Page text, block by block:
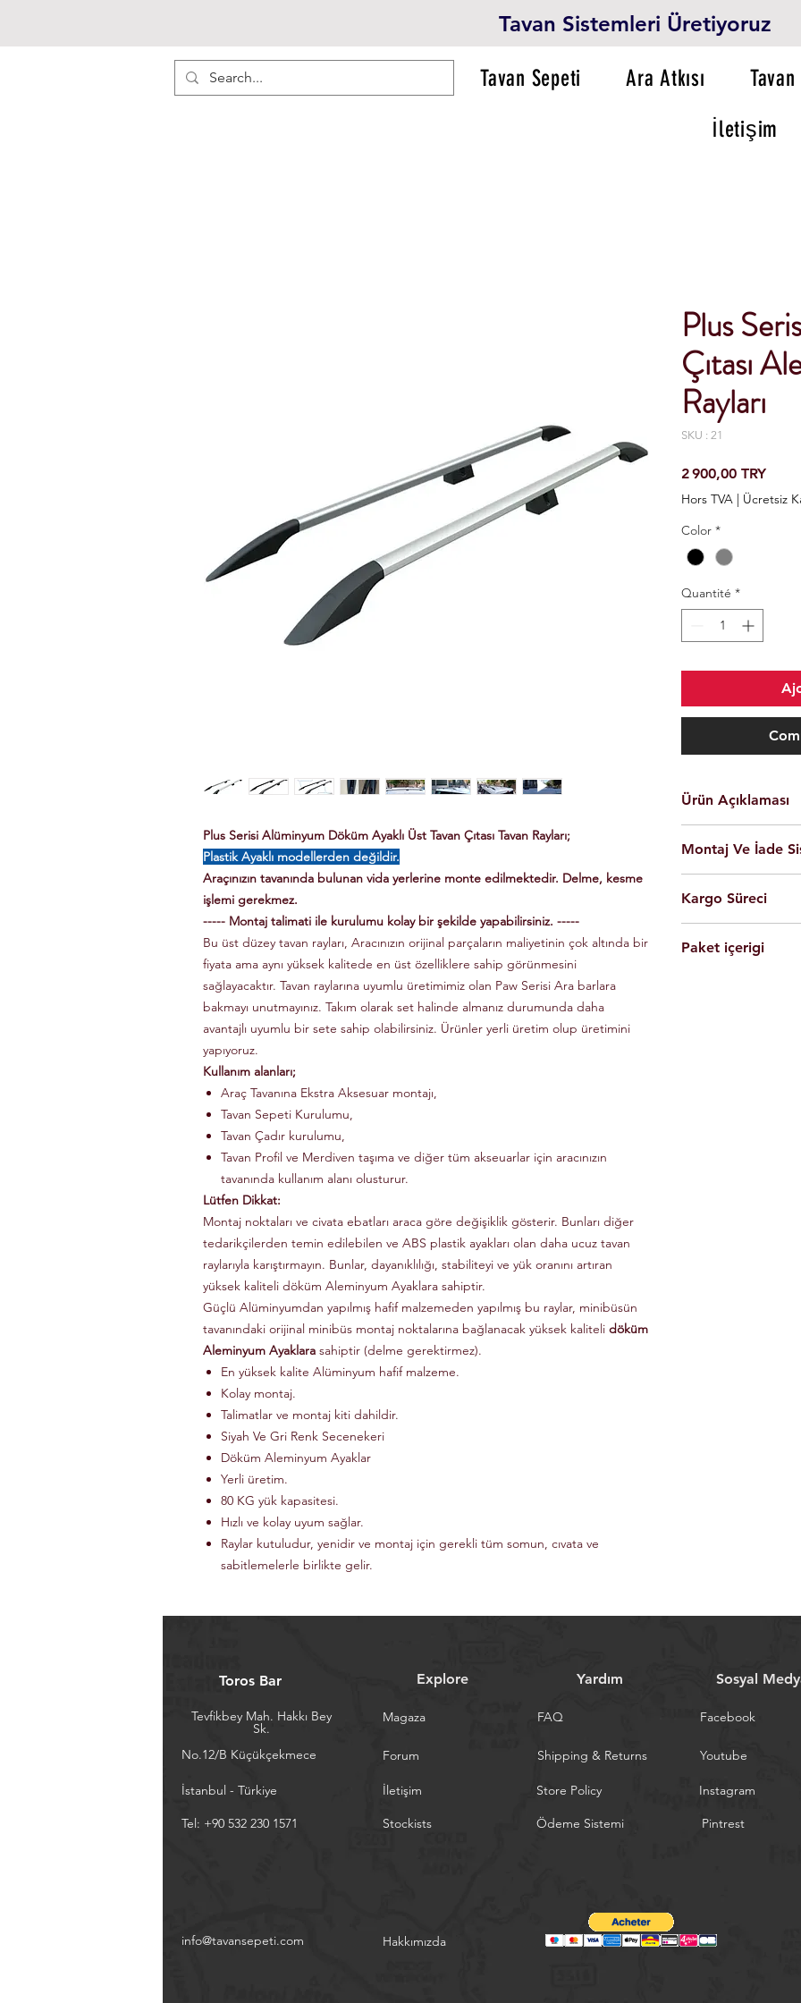
Tavan Sistemleri Üretiyoruz
Tavan Sepeti Ara Atkısı
İletişim
Plus Serisi Alüminyum Döküm Ayaklı Üst Tavan Çıtası Tavan Rayları;
Plastik Ayaklı modellerden değildir.
Araçınızın tavanında bulunan vida yerlerine monte edilmektedir. Delme, kesme
işlemi gerekmez.
----- Montaj talimati ile kurulumu kolay bir şekilde yapabilirsiniz. -----
Bu üst düzey tavan rayları, Aracınızın orijinal parçaların maliyetinin çok altında bir
fiyata ama aynı yüksek kalitede en üst özelliklere sahip görünmesini
sağlayacaktır. Tavan raylarına uyumlu üretimimiz olan Paw Serisi Ara barlara
bakmayı unutmayınız. Takım olarak set halinde almanız durumunda daha
avantajlı uyumlu bir sete sahip olabilirsiniz. Ürünler yerli üretim olup üretimini
yapıyoruz.
Kullanım alanları;
Araç Tavanına Ekstra Aksesuar montajı,
Tavan Sepeti Kurulumu,
Tavan Çadır kurulumu,
Tavan Profil ve Merdiven taşıma ve diğer tüm akseuarlar için aracınızın
tavanında kullanım alanı olusturur.
Lütfen Dikkat:
Montaj noktaları ve civata ebatları araca göre değişiklik gösterir. Bunları diğer
tedarikçilerden temin edilebilen ve ABS plastik ayakları olan daha ucuz tavan
raylarıyla karıştırmayın. Bunlar, dayanıklılığı, stabiliteyi ve yük oranını artıran
yüksek kaliteli döküm Aleminyum Ayaklara sahiptir.
Güçlü Alüminyumdan yapılmış hafif malzemeden yapılmış bu raylar, minibüsün
tavanındaki orijinal minibüs montaj noktalarına bağlanacak yüksek kaliteli döküm
Aleminyum Ayaklara sahiptir (delme gerektirmez).
En yüksek kalite Alüminyum hafif malzeme.
Kolay montaj.
Talimatlar ve montaj kiti dahildir.
Siyah Ve Gri Renk Secenekeri
Döküm Aleminyum Ayaklar
Yerli üretim.
80 KG yük kapasitesi.
Hızlı ve kolay uyum sağlar.
Raylar kutuludur, yenidir ve montaj için gerekli tüm somun, cıvata ve
sabitlemelerle birlikte gelir.
Plus
Çıtası
Rayları
SKU : 21
2 900,00 TRYPrix
Hors TVA | Ücretsiz
Color *
Quantité *
Ürün Açıklaması
Kolay montaj.
Talimatlar ve
Siyah Ve Gri Renk
Döküm
Yerli üretim.
80 KG yük
Montaj Ve İade
olarak
Ürünleri son
yapabilmesi için
Tüm ürünlerde
Kargo Süreci
Saat 14'ekadar
Paket içerigi
Toros Bar
Tevfikbey Mah. Hakkı Bey
Sk.
No.12/B Küçükçekmece
İstanbul - Türkiye
Tel: +90 532 230 1571
Explore
Magaza
Forum
İletişim
Stockists
Yardım
FAQ
Shipping & Returns
Store Policy
Ödeme Sistemi
Sosyal
Facebook
Youtube
Instagram
Pintrest
info@tavansepeti.com Hakkımızda